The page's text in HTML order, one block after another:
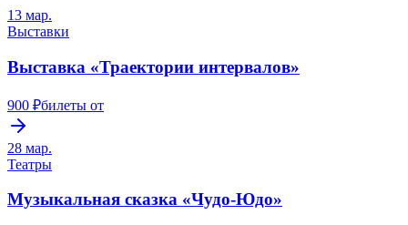
13 мар.
Выставки
Выставка «Траектории интервалов»
900 ₽билеты от
28 мар.
Театры
Музыкальная сказка «Чудо-Юдо»